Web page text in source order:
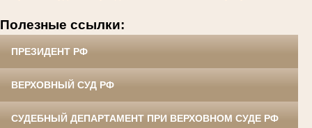
Полезные ссылки:
ПРЕЗИДЕНТ РФ
ВЕРХОВНЫЙ СУД РФ
СУДЕБНЫЙ ДЕПАРТАМЕНТ ПРИ ВЕРХОВНОМ СУДЕ РФ